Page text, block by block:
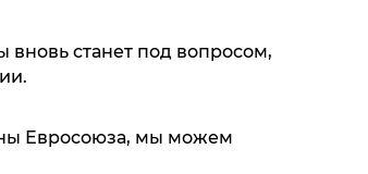
вновь станет под вопросом,
Евросоюза, мы можем